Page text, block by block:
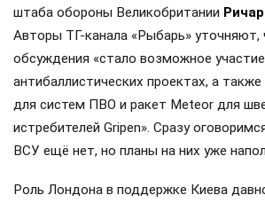
штаба обороны Великобритании
Авторы ТГ-канала «Рыбарь» уточняют,
обсуждения «стало возможное
антибаллистических проектах, а
для систем ПВО и ракет Meteor для
истребителей Gripen». Сразу
ВСУ ещё нет, но планы на них уже
Роль Лондона в поддержке Киева